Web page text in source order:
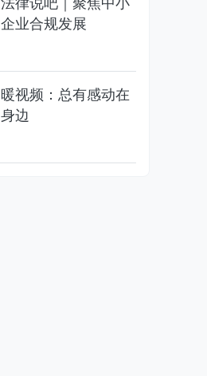
企业合规发展
暖视频：总有感动在
身边